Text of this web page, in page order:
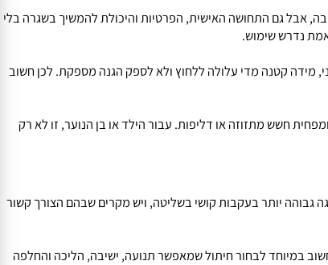
אבל גם התחושה האישית, הפרטיות והיכולת להמשיך בשגרה בלי
קטנה מדי עלולה ללחוץ ולא לספק הגנה מספקת. לכן חשוב
חשש מתזוזה או דליפות. עבור הילד או בן הנוער, זו לא רק
יותר בעקבות קושי בשליטה, ויש מקרים שבהם הצורך קשור